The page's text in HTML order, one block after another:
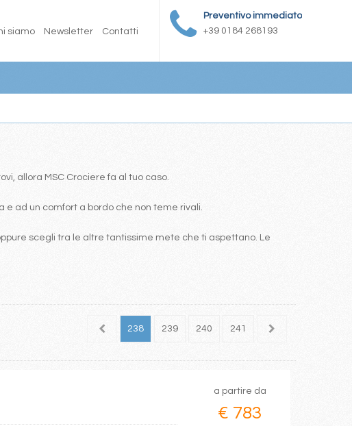
Preventivo immediato
+39 0184 268193
siamo Newsletter Contatti
allora MSC Crociere fa al tuo caso.
e ad un comfort a bordo che non teme rivali.
scegli tra le altre tantissime mete che ti aspettano. Le
237 238 239 240 241 242
a partire da
€ 783